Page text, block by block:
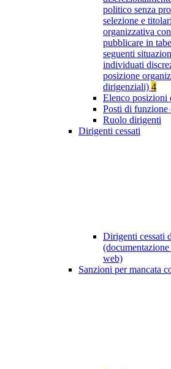
politico senza
selezione e
organizzativa
pubblicare in
seguenti
individuati
posizione
dirigenziali) 4
Elenco posizioni
Posti di
Ruolo dirigenti
Dirigenti cessati
Dirigenti cessati
web)
Sanzioni per mancata